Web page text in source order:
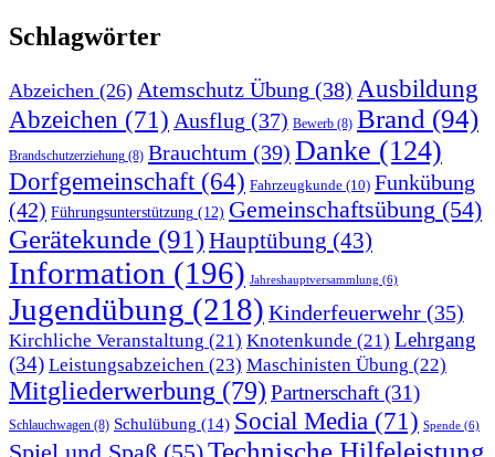
Schlagwörter
Abzeichen (26) Atemschutz Übung (38) Ausbildung
Abzeichen (71) Ausflug (37) Bewerb (8) Brand (94)
Brandschutzerziehung (8) Brauchtum (39) Danke (124)
Dorfgemeinschaft (64) Fahrzeugkunde (10) Funkübung
(42) Führungsunterstützung (12) Gemeinschaftsübung (54)
Gerätekunde (91)Hauptübung (43)
Information (196) Jahreshauptversammlung (6)
Jugendübung (218) Kinderfeuerwehr (35)
Kirchliche Veranstaltung (21) Knotenkunde (21) Lehrgang
(34) Leistungsabzeichen (23) Maschinisten Übung (22)
Mitgliederwerbung (79) Partnerschaft (31)
Schlauchwagen (8) Schulübung (14) Social Media (71) Spende (6)
Technische Hilfeleistung